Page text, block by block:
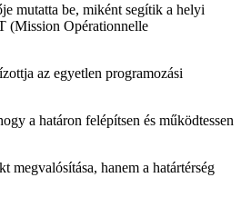
mutatta be, miként segítik a helyi
(Mission Opérationnelle
az egyetlen programozási
a határon felépítsen és működtessen
megvalósítása, hanem a határtérség